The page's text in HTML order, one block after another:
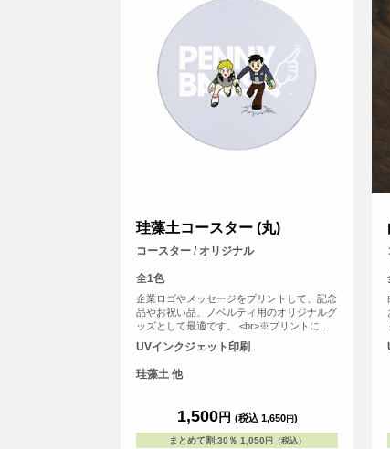
珪藻土コースター (丸)
コースター / オリジナル
全1色
企業ロゴやメッセージをプリントして、記念
品やお祝い品、ノベルティ用のオリジナルグ
ッズとして最適です。 <br>※プリントにつ
いて：こちらのアイテムはプリント範囲の端
に近い程デザインが切れてしまう可能性が高
いため、重要なデザイン(文字等)は内側に収
めていただくことをおすすめしております。
UVインクジェット印刷
珪藻土 他
1,500円 (税込 1,650円)
まとめて割:30％ 1,050 円（税込）